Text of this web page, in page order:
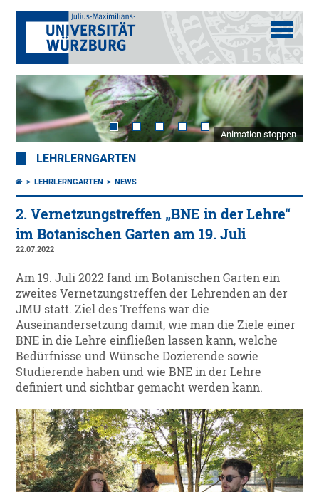
Animation stoppen
LEHRLERNGARTEN
LEHRLERNGARTEN NEWS
2. Vernetzungstreffen „BNE in der Lehre“
im Botanischen Garten am 19. Juli
22.07.2022
Am 19. Juli 2022 fand im Botanischen Garten ein
zweites Vernetzungstreffen der Lehrenden an der
JMU statt. Ziel des Treffens war die
Auseinandersetzung damit, wie man die Ziele einer
BNE in die Lehre einfließen lassen kann, welche
Bedürfnisse und Wünsche Dozierende sowie
Studierende haben und wie BNE in der Lehre
definiert und sichtbar gemacht werden kann.